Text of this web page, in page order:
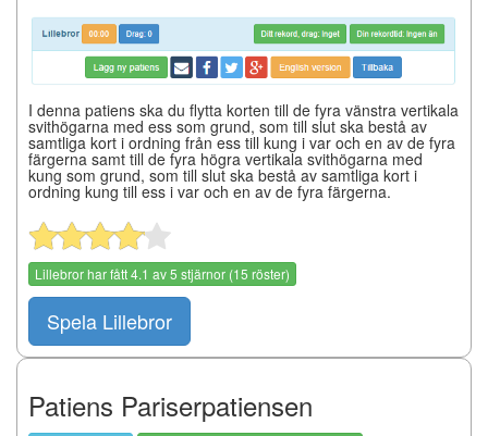
I denna patiens ska du flytta korten till de fyra vänstra vertikala
svithögarna med ess som grund, som till slut ska bestå av
samtliga kort i ordning från ess till kung i var och en av de fyra
färgerna samt till de fyra högra vertikala svithögarna med
kung som grund, som till slut ska bestå av samtliga kort i
ordning kung till ess i var och en av de fyra färgerna.
Lillebrorhar fått4.1 av5 stjärnor (15 röster)
Spela Lillebror
Patiens Pariserpatiensen